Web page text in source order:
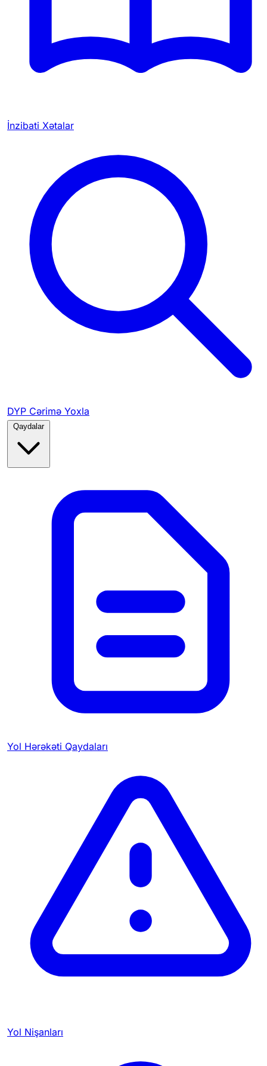
İnzibati Xətalar
DYP Cərimə Yoxla
Qaydalar
Yol Hərəkəti Qaydaları
Yol Nişanları